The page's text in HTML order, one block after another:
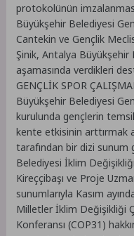
protokolünün
Büyükşehir Belediyesi
Cantekin ve Gençlik
Şinik, Antalya Büyükşehir
aşamasında verdikleri
GENÇLİK SPOR
Büyükşehir Belediyesi
kurulunda gençlerin
kente etkisinin arttırmak
tarafından bir dizi sunum
Belediyesi İklim
Kireççibaşı ve Proje
sunumlarıyla Kasım
Milletler İklim Değişikliği
Konferansı (COP31)